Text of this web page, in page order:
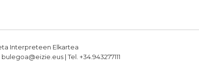
Interpreteen Elkartea
| Tel. +34.943277111